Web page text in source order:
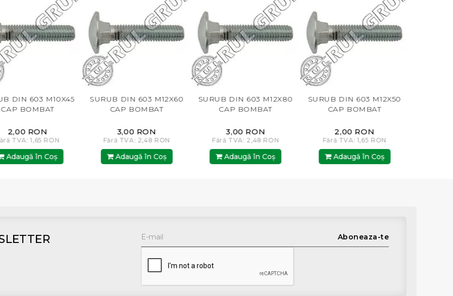
DIN 603 M10X45
CAP BOMBAT
2,00 RON
TVA: 1,65 RON
Adaugă în Coş
SURUB DIN 603 M12X60
CAP BOMBAT
3,00 RON
Fără TVA: 2,48 RON
Adaugă în Coş
SURUB DIN 603 M12X80
CAP BOMBAT
3,00 RON
Fără TVA: 2,48 RON
Adaugă în Coş
SURUB DIN 603 M12X50
CAP BOMBAT
2,00 RON
Fără TVA: 1,65 RON
Adaugă în Coş
Aboneaza-te